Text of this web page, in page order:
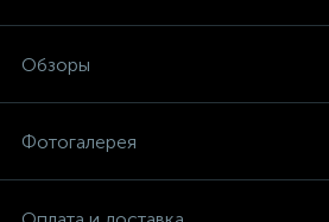
Обзоры
Фотогалерея